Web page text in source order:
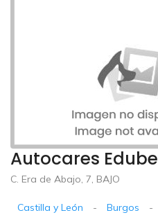
Autocares Edube
C. Era de Abajo, 7, BAJO
Castilla y León - Burgos -